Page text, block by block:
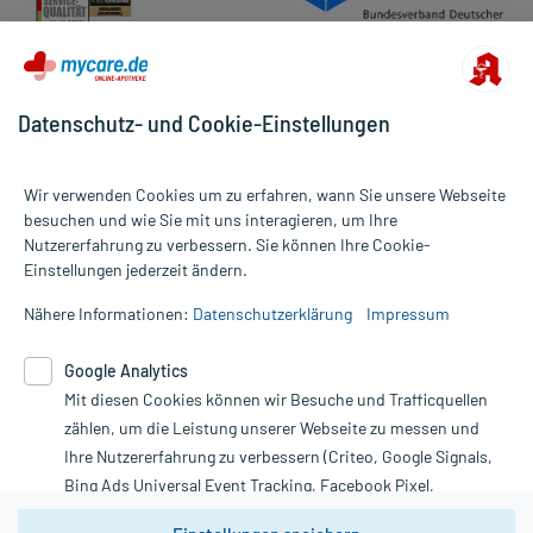
Alle Preise gelten inkl. MwSt., ggf. zzgl. Versandkosten
Informationen auf dieser Website werden ausschließlich für
die Untersuchung und Behandlung durch einen Arzt. Bitte
Therapien eingeleitet werden können. | Diese Webseite benutzt
Google Analytics. Lesen Sie bitte dazu die wichtigen Hinweise in
unserer Datenschutzerklärung. Für den Widerruf einer Bestellung
nutzen Sie das Formular:
Vertrag widerrufen
Datenschutz- und Cookie-Einstellungen
Wir verwenden Cookies um zu erfahren, wann Sie unsere Webseite
besuchen und wie Sie mit uns interagieren, um Ihre
Nutzererfahrung zu verbessern. Sie können Ihre Cookie-
Einstellungen jederzeit ändern.
Nähere Informationen: Datenschutzerklärung Impressum
Google Analytics
Mit diesen Cookies können wir Besuche und Trafficquellen
zählen, um die Leistung unserer Webseite zu messen und
Ihre Nutzererfahrung zu verbessern (Criteo, Google Signals,
Bing Ads Universal Event Tracking, Facebook Pixel,
Youtube-Social Plugin).